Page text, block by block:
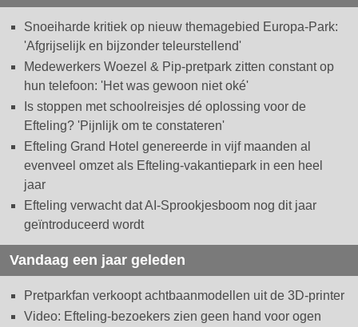
Snoeiharde kritiek op nieuw themagebied Europa-Park:
'Afgrijselijk en bijzonder teleurstellend'
Medewerkers Woezel & Pip-pretpark zitten constant op
hun telefoon: 'Het was gewoon niet oké'
Is stoppen met schoolreisjes dé oplossing voor de
Efteling? 'Pijnlijk om te constateren'
Efteling Grand Hotel genereerde in vijf maanden al
evenveel omzet als Efteling-vakantiepark in een heel
jaar
Efteling verwacht dat AI-Sprookjesboom nog dit jaar
geïntroduceerd wordt
Vandaag een jaar geleden
Pretparkfan verkoopt achtbaanmodellen uit de 3D-printer
Video: Efteling-bezoekers zien geen hand voor ogen